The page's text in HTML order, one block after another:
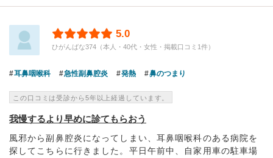
5.0
ひがんばな374（本人・40代・女性・掲載口コミ1件）
耳鼻咽喉科 急性副鼻腔炎 発熱 鼻のつまり
この口コミは受診から5年以上経過しています。
我慢するより早めに診てもらおう
風邪から副鼻腔炎になってしまい、耳鼻咽喉科のある病院を
探してこちらに行きました。平日午前中、自家用車の駐車場